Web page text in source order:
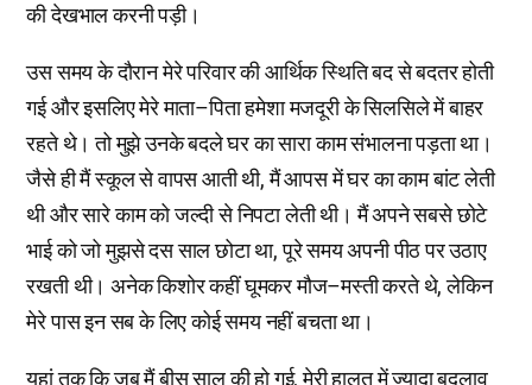
की देखभाल करनी पड़ी।
उस समय के दौरान मेरे परिवार की आर्थिक स्थिति बद से बदतर होती
गई और इसलिए मेरे माता–पिता हमेशा मजदूरी के सिलसिले में बाहर
रहते थे। तो मुझे उनके बदले घर का सारा काम संभालना पड़ता था।
जैसे ही मैं स्कूल से वापस आती थी, मैं आपस में घर का काम बांट लेती
थी और सारे काम को जल्दी से निपटा लेती थी। मैं अपने सबसे छोटे
भाई को जो मुझसे दस साल छोटा था, पूरे समय अपनी पीठ पर उठाए
रखती थी। अनेक किशोर कहीं घूमकर मौज–मस्ती करते थे, लेकिन
मेरे पास इन सब के लिए कोई समय नहीं बचता था।
यहां तक कि जब मैं बीस साल की हो गई, मेरी हालत में ज्यादा बदलाव